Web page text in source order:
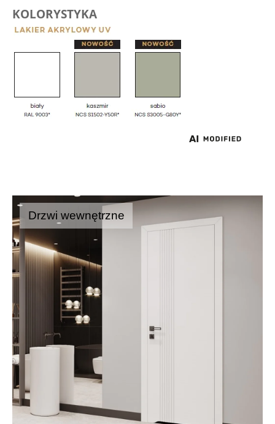
KOLORYSTYKA
Drzwi wewnętrzne